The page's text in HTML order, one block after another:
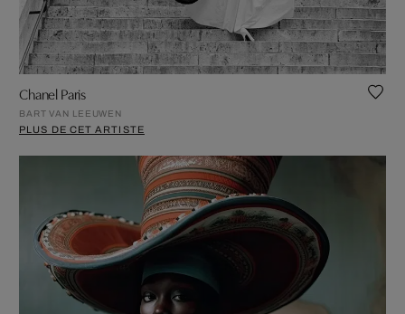
Chanel Paris
BART VAN LEEUWEN
PLUS DE CET ARTISTE